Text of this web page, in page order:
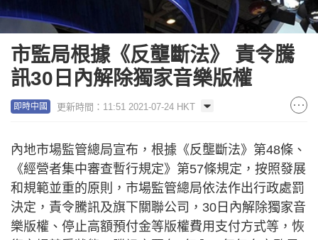
市監局根據《反壟斷法》 責令騰
訊30日內解除獨家音樂版權
即時中國 更新時間：11:51 2021-07-24 HKT
內地市場監管總局宣布，根據《反壟斷法》第48條、
《經營者集中審查暫行規定》第57條規定，按照發展
和規範並重的原則，市場監管總局依法作出行政處罰
決定，責令騰訊及旗下關聯公司，30日內解除獨家音
樂版權、停止高額預付金等版權費用支付方式等，恢